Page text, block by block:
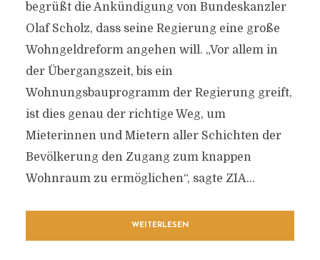
begrüßt die Ankündigung von Bundeskanzler
Olaf Scholz, dass seine Regierung eine große
Wohngeldreform angehen will. „Vor allem in
der Übergangszeit, bis ein
Wohnungsbauprogramm der Regierung greift,
ist dies genau der richtige Weg, um
Mieterinnen und Mietern aller Schichten der
Bevölkerung den Zugang zum knappen
Wohnraum zu ermöglichen“, sagte ZIA...
WEITERLESEN